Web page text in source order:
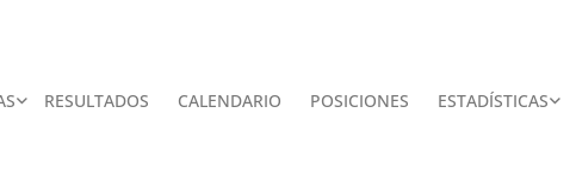
RESULTADOS CALENDARIO POSICIONES ESTADÍSTICAS